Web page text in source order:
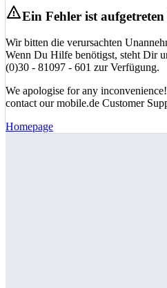
Ein Fehler ist
Wir bitten die verursachten
Wenn Du Hilfe benötigst, steht Dir
(0)30 - 81097 - 601 zur Verfügung.
We apologise for any
contact our mobile.de Customer
Homepage